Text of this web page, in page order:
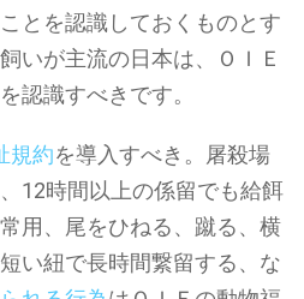
とを認識しておくものとす
いが主流の日本は、ＯＩＥ
認識すべきです。
規約を導入すべき。屠殺場
12時間以上の係留でも給餌
用、尾をひねる、蹴る、横
い紐で長時間繋留する、な